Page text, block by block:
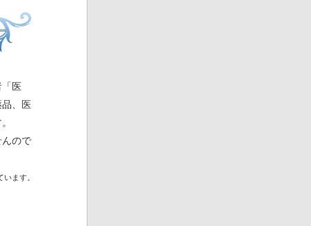
い全身
画像を
「医
、医
ので
ます。